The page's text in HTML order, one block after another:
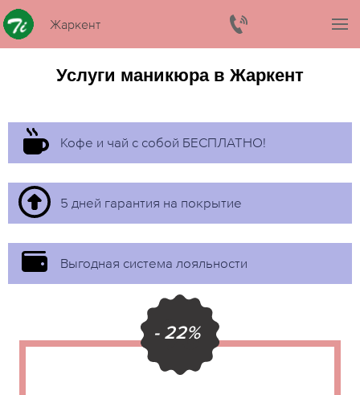
Жаркент
Услуги маникюра в Жаркент
Кофе и чай с собой БЕСПЛАТНО!
5 дней гарантия на покрытие
Выгодная система лояльности
- 22%